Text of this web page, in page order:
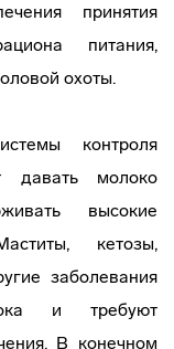
принятия
питания,
охоты.
контроля
давать молоко
высокие
кетозы,
заболевания
и требуют
В конечном